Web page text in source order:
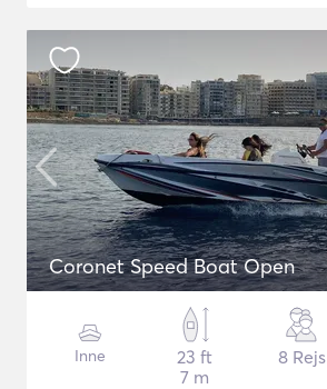
Coronet Speed Boat Open
Inne
23 ft
7 m
8 Rejs